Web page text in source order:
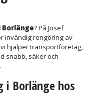
? På Josef
invändig rengöring av
hjälper transportföretag,
snabb, säker och
i Borlänge hos